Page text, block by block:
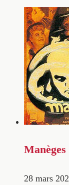
Manèges
28 mars